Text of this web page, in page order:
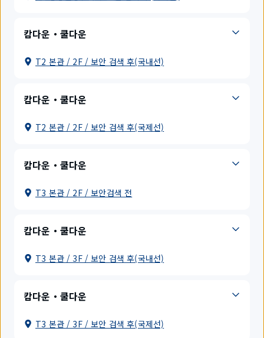
캄다운・쿨다운
T2 본관 / 2F / 보안 검색 후(국내선)
캄다운・쿨다운
T2 본관 / 2F / 보안 검색 후(국제선)
캄다운・쿨다운
T3 본관 / 2F / 보안검색 전
캄다운・쿨다운
T3 본관 / 3F / 보안 검색 후(국내선)
캄다운・쿨다운
T3 본관 / 3F / 보안 검색 후(국제선)